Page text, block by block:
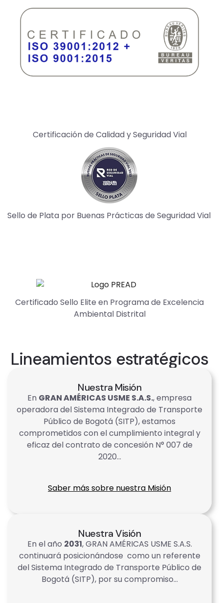
Certificación de Calidad y Seguridad Vial
Sello de Plata por Buenas Prácticas de Seguridad Vial
Certificado Sello Elite en Programa de Excelencia
Ambiental Distrital
Lineamientos estratégicos
Nuestra Misión
En GRAN AMÉRICAS USME S.A.S., empresa
operadora del Sistema Integrado de Transporte
Público de Bogotá (SITP), estamos
comprometidos con el cumplimiento integral y
eficaz del contrato de concesión N° 007 de
2020…
Saber más sobre nuestra Misión
Nuestra Visión
En el año 2031, GRAN AMÉRICAS USME S.A.S.
continuará posicionándose como un referente
del Sistema Integrado de Transporte Público de
Bogotá (SITP), por su compromiso…